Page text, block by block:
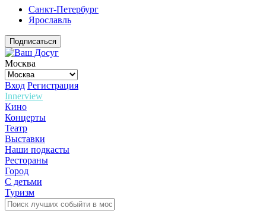
Санкт-Петербург
Ярославль
Подписаться
Москва
Вход Регистрация
Innerview
Кино
Концерты
Театр
Выставки
Наши подкасты
Рестораны
Город
С детьми
Туризм